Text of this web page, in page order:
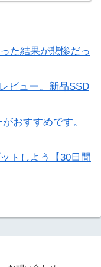
た結果が悲惨だっ
ビュー。新品SSD
おすすめです。
トしよう【30日間